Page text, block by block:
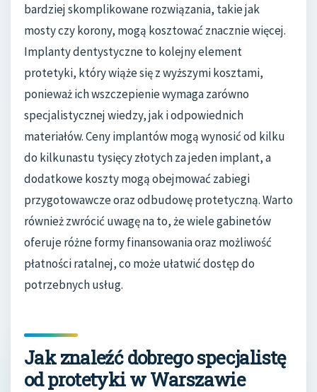
bardziej skomplikowane rozwiązania, takie jak
mosty czy korony, mogą kosztować znacznie więcej.
Implanty dentystyczne to kolejny element
protetyki, który wiąże się z wyższymi kosztami,
ponieważ ich wszczepienie wymaga zarówno
specjalistycznej wiedzy, jak i odpowiednich
materiałów. Ceny implantów mogą wynosić od kilku
do kilkunastu tysięcy złotych za jeden implant, a
dodatkowe koszty mogą obejmować zabiegi
przygotowawcze oraz odbudowę protetyczną. Warto
również zwrócić uwagę na to, że wiele gabinetów
oferuje różne formy finansowania oraz możliwość
płatności ratalnej, co może ułatwić dostęp do
potrzebnych usług.
Jak znaleźć dobrego specjalistę
od protetyki w Warszawie